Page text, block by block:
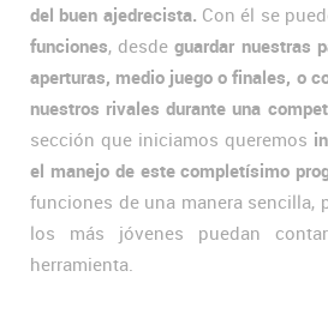
del buen ajedrecista. Con él se
funciones, desdeguardar nuestras
aperturas, medio juego o finales, o
nuestros rivales durante una
sección que iniciamos queremos
el manejo de este completísimo
funciones de una manera sencilla,
los más jóvenes puedan
herramienta.